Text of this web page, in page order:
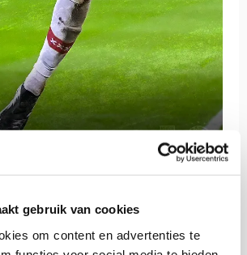
gebruik van cookies
om content en advertenties te